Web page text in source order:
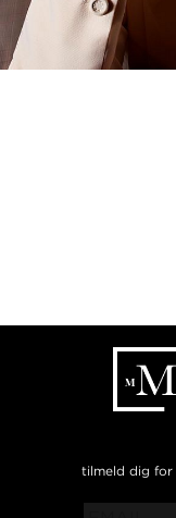
tilmeld dig for